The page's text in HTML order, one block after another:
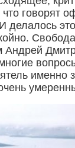
что говорят
делалось
именно